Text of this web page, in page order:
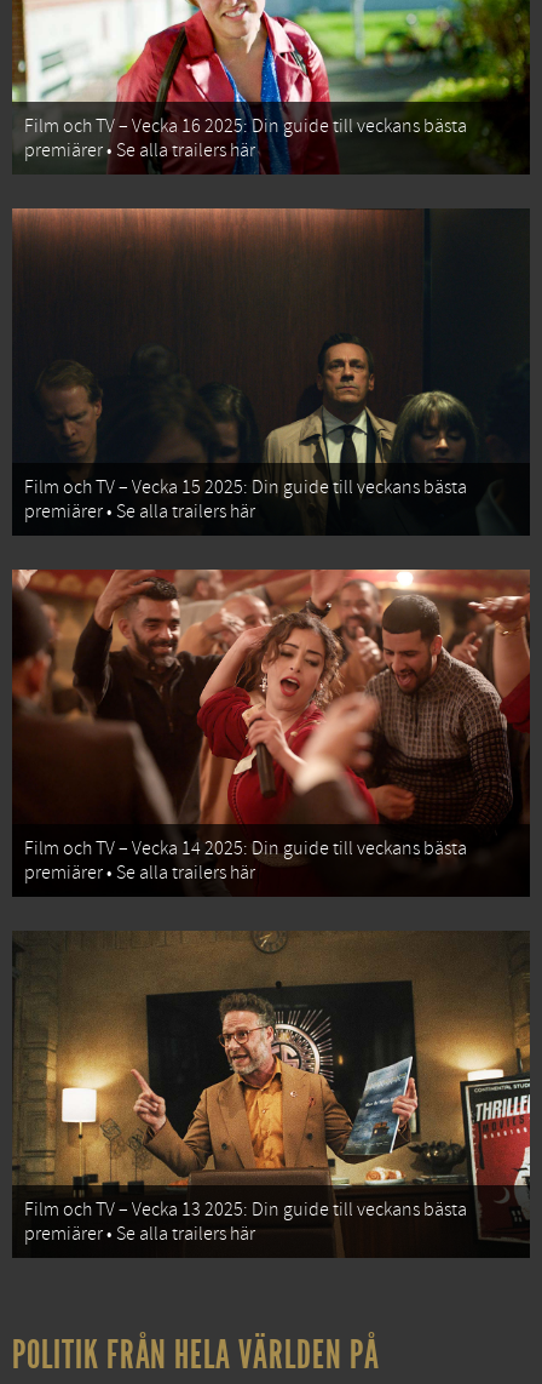
Film och TV – Vecka 16 2025: Din guide till veckans bästa
premiärer • Se alla trailers här
Film och TV – Vecka 15 2025: Din guide till veckans bästa
premiärer • Se alla trailers här
Film och TV – Vecka 14 2025: Din guide till veckans bästa
premiärer • Se alla trailers här
Film och TV – Vecka 13 2025: Din guide till veckans bästa
premiärer • Se alla trailers här
POLITIK FRÅN HELA VÄRLDEN PÅ